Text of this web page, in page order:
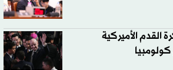
القدم الأميركية
كولومبيا